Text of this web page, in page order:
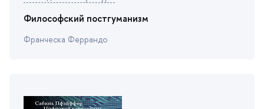
Философский постгуманизм
Франческа Феррандо